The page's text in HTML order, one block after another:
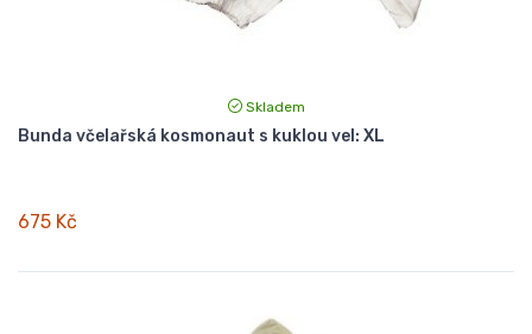
Skladem
Bunda včelařská kosmonaut s kuklou vel: XL
675 Kč